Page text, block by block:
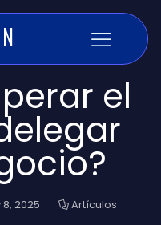
el
8, 2025 Artículos